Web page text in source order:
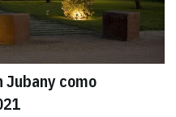
Jubany como